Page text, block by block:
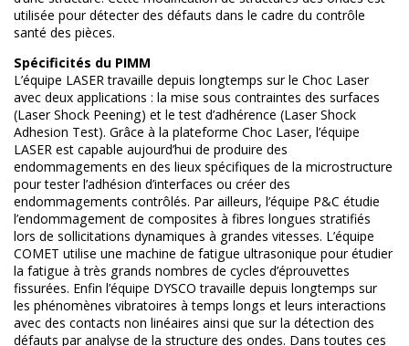
utilisée pour détecter des défauts dans le cadre du contrôle
santé des pièces.
Spécificités du PIMM
L’équipe LASER travaille depuis longtemps sur le Choc Laser
avec deux applications : la mise sous contraintes des surfaces
(Laser Shock Peening) et le test d’adhérence (Laser Shock
Adhesion Test). Grâce à la plateforme Choc Laser, l’équipe
LASER est capable aujourd’hui de produire des
endommagements en des lieux spécifiques de la microstructure
pour tester l’adhésion d’interfaces ou créer des
endommagements contrôlés. Par ailleurs, l’équipe P&C étudie
l’endommagement de composites à fibres longues stratifiés
lors de sollicitations dynamiques à grandes vitesses. L’équipe
COMET utilise une machine de fatigue ultrasonique pour étudier
la fatigue à très grands nombres de cycles d’éprouvettes
fissurées. Enfin l’équipe DYSCO travaille depuis longtemps sur
les phénomènes vibratoires à temps longs et leurs interactions
avec des contacts non linéaires ainsi que sur la détection des
défauts par analyse de la structure des ondes. Dans toutes ces